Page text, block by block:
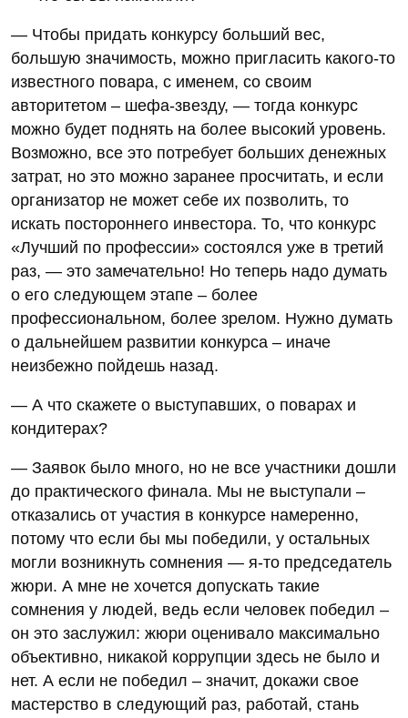
— Чтобы придать конкурсу больший вес,
большую значимость, можно пригласить какого-то
известного повара, с именем, со своим
авторитетом – шефа-звезду, — тогда конкурс
можно будет поднять на более высокий уровень.
Возможно, все это потребует больших денежных
затрат, но это можно заранее просчитать, и если
организатор не может себе их позволить, то
искать постороннего инвестора. То, что конкурс
«Лучший по профессии» состоялся уже в третий
раз, — это замечательно! Но теперь надо думать
о его следующем этапе – более
профессиональном, более зрелом. Нужно думать
о дальнейшем развитии конкурса – иначе
неизбежно пойдешь назад.
— А что скажете о выступавших, о поварах и
кондитерах?
— Заявок было много, но не все участники дошли
до практического финала. Мы не выступали –
отказались от участия в конкурсе намеренно,
потому что если бы мы победили, у остальных
могли возникнуть сомнения — я-то председатель
жюри. А мне не хочется допускать такие
сомнения у людей, ведь если человек победил –
он это заслужил: жюри оценивало максимально
объективно, никакой коррупции здесь не было и
нет. А если не победил – значит, докажи свое
мастерство в следующий раз, работай, стань